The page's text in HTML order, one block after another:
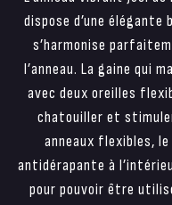
dispose d’une élégante
s’harmonise
l’anneau. La gaine qui
avec deux oreilles
chatouiller et
anneaux flexibles,
antidérapante à
pour pouvoir être